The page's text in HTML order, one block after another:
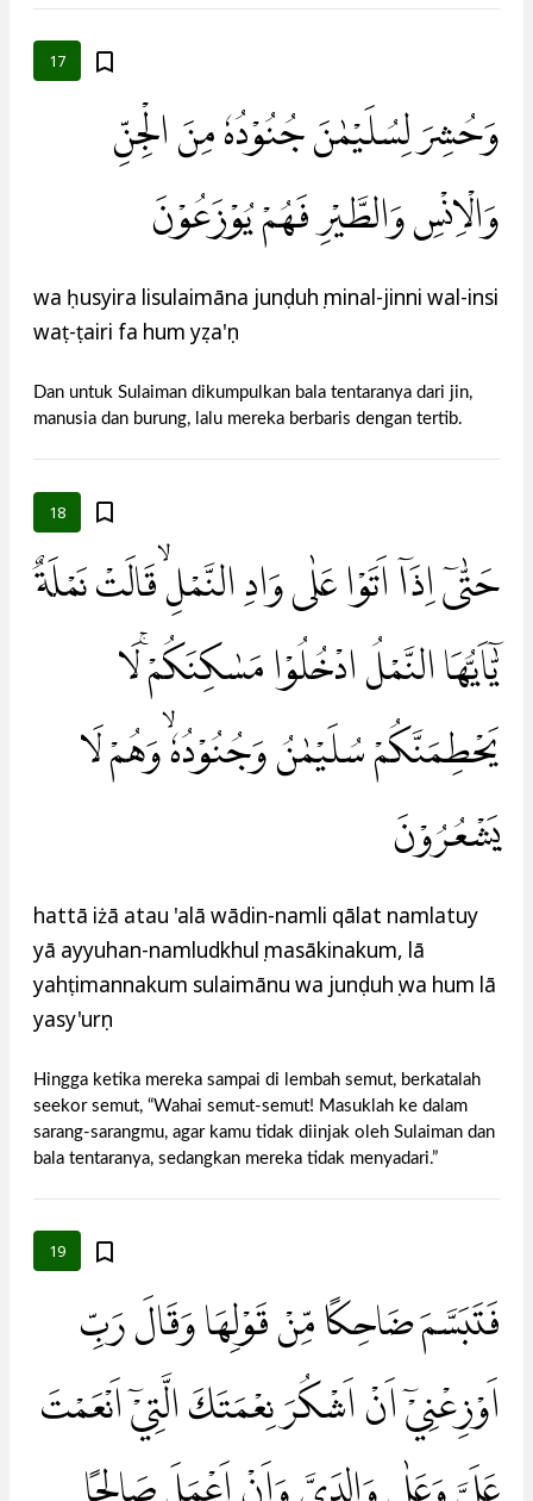
17
وَحُشِرَ لِسُلَيْمٰنَ جُنُوْدُهٗ مِنَ الْجِنِّ
وَالْاِنْسِ وَالطَّيْرِ فَهُمْ يُوْزَعُوْنَ
wa ḥusyira lisulaimāna junụduhụ minal-jinni wal-insi
waṭ-ṭairi fa hum yụza'ụn
Dan untuk Sulaiman dikumpulkan bala tentaranya dari jin,
manusia dan burung, lalu mereka berbaris dengan tertib.
18
حَتّٰىٓ اِذَآ اَتَوْا عَلٰى وَادِ النَّمْلِۙ قَالَتْ نَمْلَةٌ
يّٰٓاَيُّهَا النَّمْلُ ادْخُلُوْا مَسٰكِنَكُمْۚ لَا
يَحْطِمَنَّكُمْ سُلَيْمٰنُ وَجُنُوْدُهٗۙ وَهُمْ لَا
يَشْعُرُوْنَ
hattā iżā atau 'alā wādin-namli qālat namlatuy
yā ayyuhan-namludkhulụ masākinakum, lā
yahṭimannakum sulaimānu wa junụduhụ wa hum lā
yasy'urụn
Hingga ketika mereka sampai di lembah semut, berkatalah
seekor semut, “Wahai semut-semut! Masuklah ke dalam
sarang-sarangmu, agar kamu tidak diinjak oleh Sulaiman dan
bala tentaranya, sedangkan mereka tidak menyadari.”
19
فَتَبَسَّمَ ضَاحِكًا مِّنْ قَوْلِهَا وَقَالَ رَبِّ
اَوْزِعْنِيْٓ اَنْ اَشْكُرَ نِعْمَتَكَ الَّتِيْٓ اَنْعَمْتَ